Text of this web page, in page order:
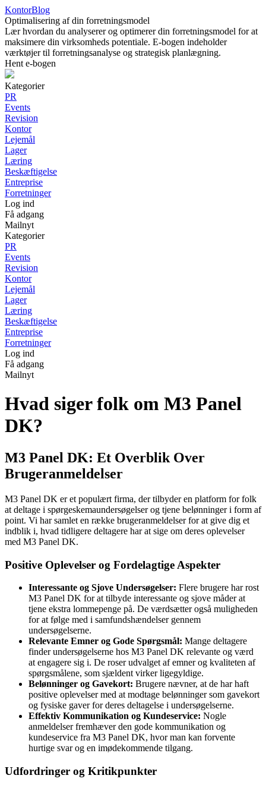
KontorBlog
Optimalisering af din forretningsmodel
Lær hvordan du analyserer og optimerer din forretningsmodel for at
maksimere din virksomheds potentiale. E-bogen indeholder
værktøjer til forretningsanalyse og strategisk planlægning.
Hent e-bogen
Kategorier
PR
Events
Revision
Kontor
Lejemål
Lager
Læring
Beskæftigelse
Entreprise
Forretninger
Log ind
Få adgang
Mailnyt
Kategorier
PR
Events
Revision
Kontor
Lejemål
Lager
Læring
Beskæftigelse
Entreprise
Forretninger
Log ind
Få adgang
Mailnyt
Hvad siger folk om M3 Panel
DK?
M3 Panel DK: Et Overblik Over
Brugeranmeldelser
M3 Panel DK er et populært firma, der tilbyder en platform for folk
at deltage i spørgeskemaundersøgelser og tjene belønninger i form af
point. Vi har samlet en række brugeranmeldelser for at give dig et
indblik i, hvad tidligere deltagere har at sige om deres oplevelser
med M3 Panel DK.
Positive Oplevelser og Fordelagtige Aspekter
Interessante og Sjove Undersøgelser: Flere brugere har rost
M3 Panel DK for at tilbyde interessante og sjove måder at
tjene ekstra lommepenge på. De værdsætter også muligheden
for at følge med i samfundshændelser gennem
undersøgelserne.
Relevante Emner og Gode Spørgsmål: Mange deltagere
finder undersøgelserne hos M3 Panel DK relevante og værd
at engagere sig i. De roser udvalget af emner og kvaliteten af
spørgsmålene, som sjældent virker ligegyldige.
Belønninger og Gavekort: Brugere nævner, at de har haft
positive oplevelser med at modtage belønninger som gavekort
og fysiske gaver for deres deltagelse i undersøgelserne.
Effektiv Kommunikation og Kundeservice: Nogle
anmeldelser fremhæver den gode kommunikation og
kundeservice fra M3 Panel DK, hvor man kan forvente
hurtige svar og en imødekommende tilgang.
Udfordringer og Kritikpunkter